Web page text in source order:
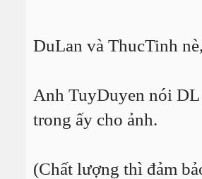
DuLan và ThucTinh
Anh TuyDuyen nói DL
trong ấy cho ảnh.
(Chất lượng thì đảm